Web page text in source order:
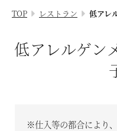
京都府京都市北区衣笠鏡石
TOP
体験 & イベントガイド
TOP レストラン 低アレ
低アレルゲン
※仕入等の都合により